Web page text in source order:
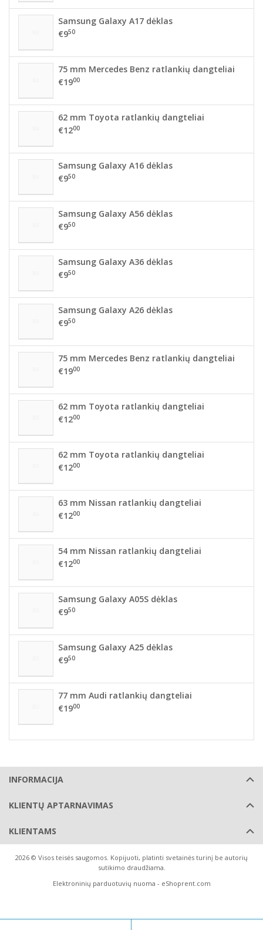
Samsung Galaxy A17 dėklas
€950
75 mm Mercedes Benz ratlankių dangteliai
€1900
62 mm Toyota ratlankių dangteliai
€1200
Samsung Galaxy A16 dėklas
€950
Samsung Galaxy A56 dėklas
€950
Samsung Galaxy A36 dėklas
€950
Samsung Galaxy A26 dėklas
€950
75 mm Mercedes Benz ratlankių dangteliai
€1900
62 mm Toyota ratlankių dangteliai
€1200
62 mm Toyota ratlankių dangteliai
€1200
63 mm Nissan ratlankių dangteliai
€1200
54 mm Nissan ratlankių dangteliai
€1200
Samsung Galaxy A05S dėklas
€950
Samsung Galaxy A25 dėklas
€950
77 mm Audi ratlankių dangteliai
€1900
INFORMACIJA
KLIENTŲ APTARNAVIMAS
KLIENTAMS
2026 © Visos teisės saugomos. Kopijuoti, platinti svetainės turinį be autorių
sutikimo draudžiama.
Elektroninių parduotuvių nuoma - eShoprent.com